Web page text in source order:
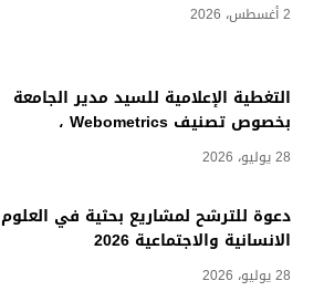
2 أغسطس، 2026
التغطية الإعلامية للسيد مدير الجامعة
بخصوص تصنيف Webometrics ،
28 يوليو، 2026
دعوة للترشح لمشاريع بحثية في العلوم
الانسانية والاجتماعية 2026
28 يوليو، 2026